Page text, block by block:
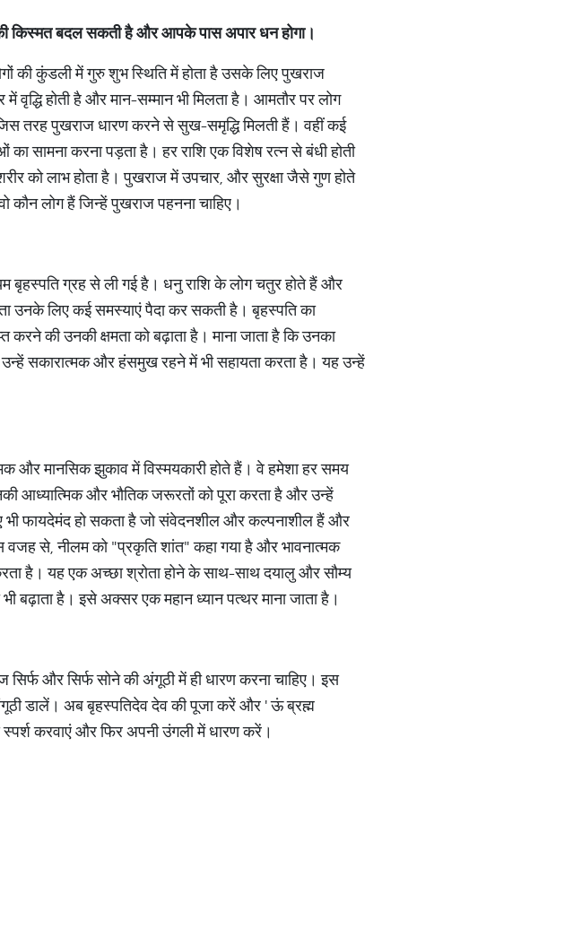
किस्मत बदल सकती है और आपके पास अपार धन होगा।
की कुंडली में गुरु शुभ स्थिति में होता है उसके लिए पुखराज
होती है और मान-सम्मान भी मिलता है। आमतौर पर लोग
तरह पुखराज धारण करने से सुख-समृद्धि मिलती हैं। वहीं कई
सामना करना पड़ता है। हर राशि एक विशेष रत्न से बंधी होती
को लाभ होता है। पुखराज में उपचार, और सुरक्षा जैसे गुण होते
लोग हैं जिन्हें पुखराज पहनना चाहिए।
बृहस्पति ग्रह से ली गई है। धनु राशि के लोग चतुर होते हैं और
उनके लिए कई समस्याएं पैदा कर सकती है। बृहस्पति का
करने की उनकी क्षमता को बढ़ाता है। माना जाता है कि उनका
सकारात्मक और हंसमुख रहने में भी सहायता करता है। यह उन्हें
और मानसिक झुकाव में विस्मयकारी होते हैं। वे हमेशा हर समय
आध्यात्मिक और भौतिक जरूरतों को पूरा करता है और उन्हें
भी फायदेमंद हो सकता है जो संवेदनशील और कल्पनाशील हैं और
से, नीलम को "प्रकृति शांत" कहा गया है और भावनात्मक
है। यह एक अच्छा श्रोता होने के साथ-साथ दयालु और सौम्य
बढ़ाता है। इसे अक्सर एक महान ध्यान पत्थर माना जाता है।
और सिर्फ सोने की अंगूठी में ही धारण करना चाहिए। इस
डालें। अब बृहस्पतिदेव देव की पूजा करें और ' ऊं ब्रह्म
करवाएं और फिर अपनी उंगली में धारण करें।